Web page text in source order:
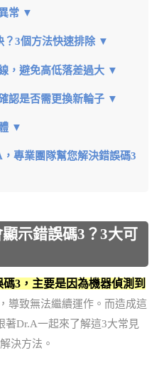
常 ▼
？3個方法快速排除 ▼
，避免高低落差過大 ▼
認是否需更換新輪子 ▼
▼
專業團隊幫您解決錯誤碼3
示錯誤碼3？3大可
3，主要是因為機器偵測到
，導致無法繼續運作。而造成這
著Dr.A一起來了解這3大常見
決方法。